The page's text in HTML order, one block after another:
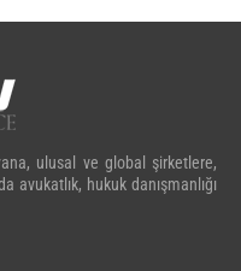
ulusal ve global şirketlere,
avukatlık, hukuk danışmanlığı